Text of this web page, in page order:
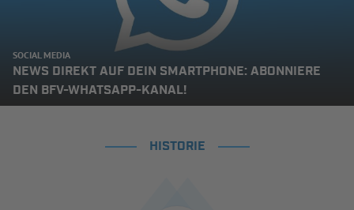
SOCIAL MEDIA
NEWS DIREKT AUF DEIN SMARTPHONE: ABONNIERE
DEN BFV-WHATSAPP-KANAL!
HISTORIE